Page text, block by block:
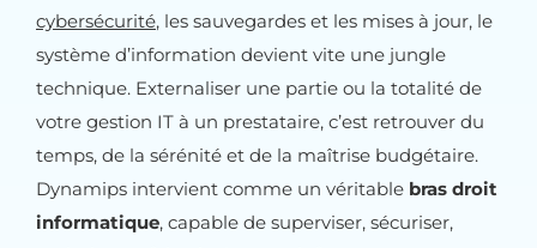
cybersécurité, les sauvegardes et les mises à jour, le
système d’information devient vite une jungle
technique. Externaliser une partie ou la totalité de
votre gestion IT à un prestataire, c’est retrouver du
temps, de la sérénité et de la maîtrise budgétaire.
Dynamips intervient comme un véritable bras droit
informatique, capable de superviser, sécuriser,